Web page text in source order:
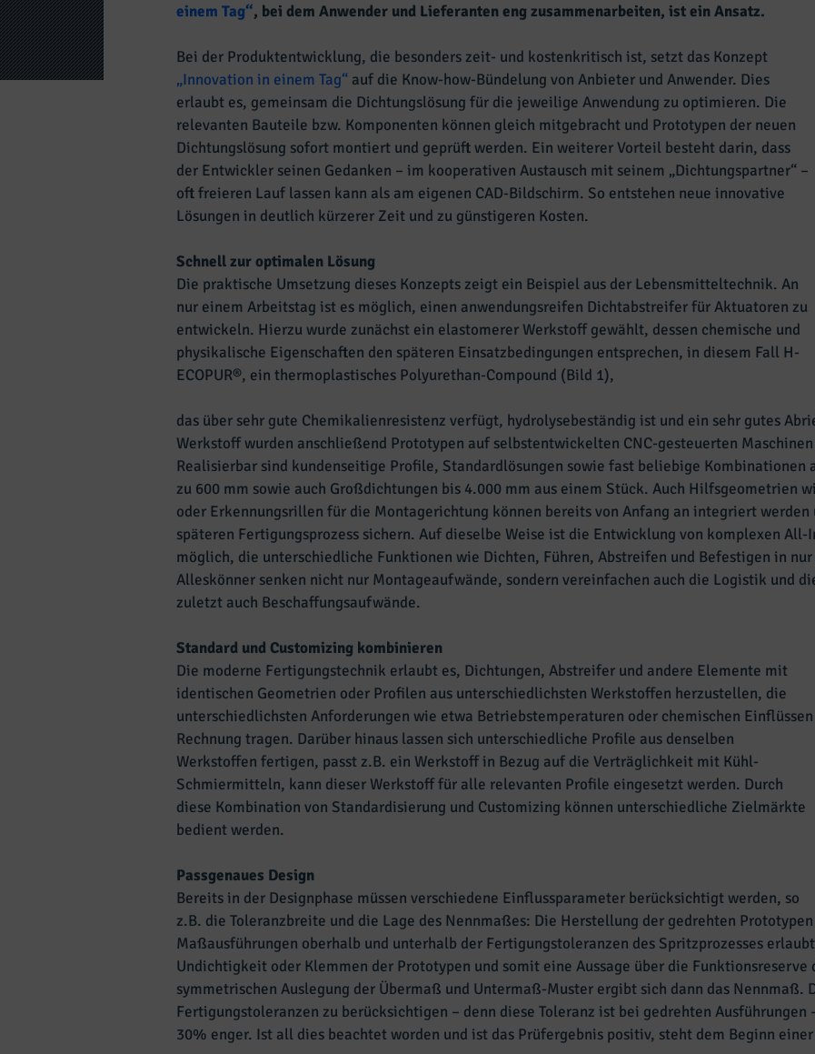
einem Tag“, bei dem Anwender und Lieferanten eng zusammenarbeiten, ist ein Ansatz.
Bei der Produktentwicklung, die besonders zeit- und kostenkritisch ist, setzt das Konzept
„Innovation in einem Tag“ auf die Know-how-Bündelung von Anbieter und Anwender. Dies
erlaubt es, gemeinsam die Dichtungslösung für die jeweilige Anwendung zu optimieren. Die
relevanten Bauteile bzw. Komponenten können gleich mitgebracht und Prototypen der neuen
Dichtungslösung sofort montiert und geprüft werden. Ein weiterer Vorteil besteht darin, dass
der Entwickler seinen Gedanken – im kooperativen Austausch mit seinem „Dichtungspartner“ –
oft freieren Lauf lassen kann als am eigenen CAD-Bildschirm. So entstehen neue innovative
Lösungen in deutlich kürzerer Zeit und zu günstigeren Kosten.
Schnell zur optimalen Lösung
Die praktische Umsetzung dieses Konzepts zeigt ein Beispiel aus der Lebensmitteltechnik. An
nur einem Arbeitstag ist es möglich, einen anwendungsreifen Dichtabstreifer für Aktuatoren zu
entwickeln. Hierzu wurde zunächst ein elastomerer Werkstoff gewählt, dessen chemische und
physikalische Eigenschaften den späteren Einsatzbedingungen entsprechen, in diesem Fall H-
ECOPUR®, ein thermoplastisches Polyurethan-Compound (Bild 1),
das über sehr gute Chemikalienresistenz verfügt, hydrolysebeständig ist und ein sehr gutes
Werkstoff wurden anschließend Prototypen auf selbstentwickelten CNC-gesteuerten
Realisierbar sind kundenseitige Profile, Standardlösungen sowie fast beliebige Kombinationen
zu 600 mm sowie auch Großdichtungen bis 4.000 mm aus einem Stück. Auch Hilfsgeometrien
oder Erkennungsrillen für die Montagerichtung können bereits von Anfang an integriert werden
späteren Fertigungsprozess sichern. Auf dieselbe Weise ist die Entwicklung von komplexen
möglich, die unterschiedliche Funktionen wie Dichten, Führen, Abstreifen und Befestigen in
Alleskönner senken nicht nur Montageaufwände, sondern vereinfachen auch die Logistik und
zuletzt auch Beschaffungsaufwände.
Standard und Customizing kombinieren
Die moderne Fertigungstechnik erlaubt es, Dichtungen, Abstreifer und andere Elemente mit
identischen Geometrien oder Profilen aus unterschiedlichsten Werkstoffen herzustellen, die
unterschiedlichsten Anforderungen wie etwa Betriebstemperaturen oder chemischen Einflüssen
Rechnung tragen. Darüber hinaus lassen sich unterschiedliche Profile aus denselben
Werkstoffen fertigen, passt z.B. ein Werkstoff in Bezug auf die Verträglichkeit mit Kühl-
Schmiermitteln, kann dieser Werkstoff für alle relevanten Profile eingesetzt werden. Durch
diese Kombination von Standardisierung und Customizing können unterschiedliche Zielmärkte
bedient werden.
Passgenaues Design
Bereits in der Designphase müssen verschiedene Einflussparameter berücksichtigt werden, so
z.B. die Toleranzbreite und die Lage des Nennmaßes: Die Herstellung der gedrehten
Maßausführungen oberhalb und unterhalb der Fertigungstoleranzen des Spritzprozesses
Undichtigkeit oder Klemmen der Prototypen und somit eine Aussage über die Funktionsreserve
symmetrischen Auslegung der Übermaß und Untermaß-Muster ergibt sich dann das Nennmaß.
Fertigungstoleranzen zu berücksichtigen – denn diese Toleranz ist bei gedrehten Ausführungen
30% enger. Ist all dies beachtet worden und ist das Prüfergebnis positiv, steht dem Beginn